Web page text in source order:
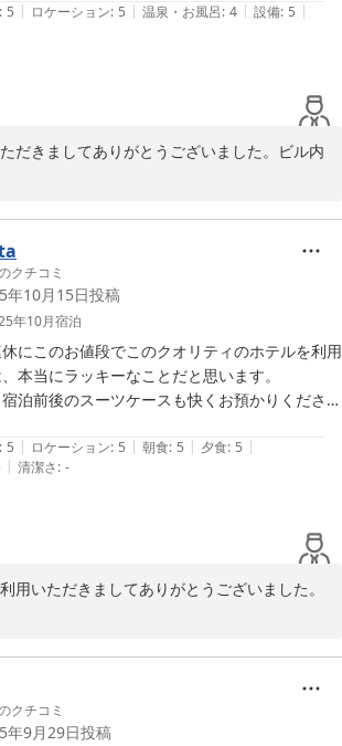
時も、また、利用したいと思います。お世話に
した😊
: 5 | ロケーション: 5 | 温泉・お風呂: 4 | 設備: 5 |
だきましてありがとうございました。ビル内
お客様にご満足いただける設備などはござい
ます。
クチコミ
年10月15日投稿
年10月宿泊
にこのお値段でこのクオリティのホテルを利用
本当にラッキーなことだと思います。
泊前後のスーツケースも快くお預かりください
お部屋数も少ない小さなホテルですが、お部屋
の方々はどなたもご丁寧な対応です。夕食も朝
ミーでお腹パンパンです。おかげさまで鎌倉界
。
たいと主人ともども思っております。お世話に
: 5 | ロケーション: 5 | 朝食: 5 | 夕食: 5 |
| 清潔さ: -
用いただきましてありがとうございました。
頂けて何よりです。どうぞ
す。
クチコミ
年9月29日投稿